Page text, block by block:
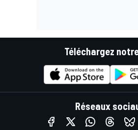
Téléchargez
Réseaux